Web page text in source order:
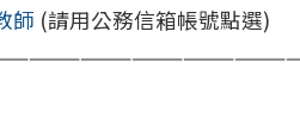
師(請用公務信箱帳號點選)